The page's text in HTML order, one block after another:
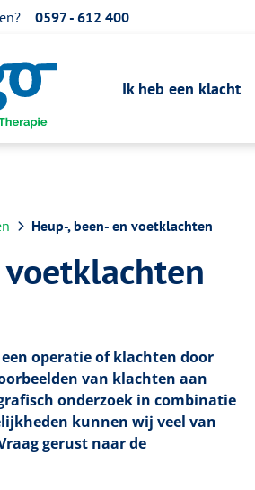
0597 - 612 400
Ik heb een klacht
Heup-, been- en voetklachten
voetklachten
operatie of klachten door
van klachten aan
onderzoek in combinatie
kunnen wij veel van
gerust naar de